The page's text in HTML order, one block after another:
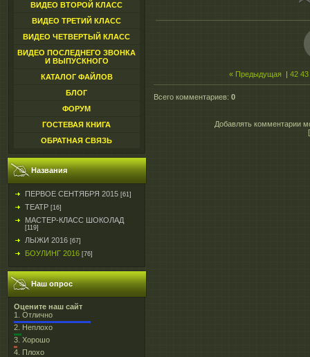
ВИДЕО ВТОРОЙ КЛАСС
ВИДЕО ТРЕТИЙ КЛАСС
ВИДЕО ЧЕТВЕРТЫЙ КЛАСС
ВИДЕО ПОСЛЕДНЕГО ЗВОНКА
И ВЫПУСКНОГО
КАТАЛОГ ФАЙЛОВ
БЛОГ
ФОРУМ
ГОСТЕВАЯ КНИГА
ОБРАТНАЯ СВЯЗЬ
Названия
ПЕРВОЕ СЕНТЯБРЯ 2015 [61]
ТЕАТР [16]
МАСТЕР-КЛАСС ШОКОЛАД
[119]
ЛЫЖИ 2016 [67]
БОУЛИНГ 2016 [76]
Наш опрос
Оцените наш сайт
1. Отлично
2. Неплохо
3. Хорошо
4. Плохо
« Предыдущая 42 43
Всего комментариев: 0
Добавлять комментарии